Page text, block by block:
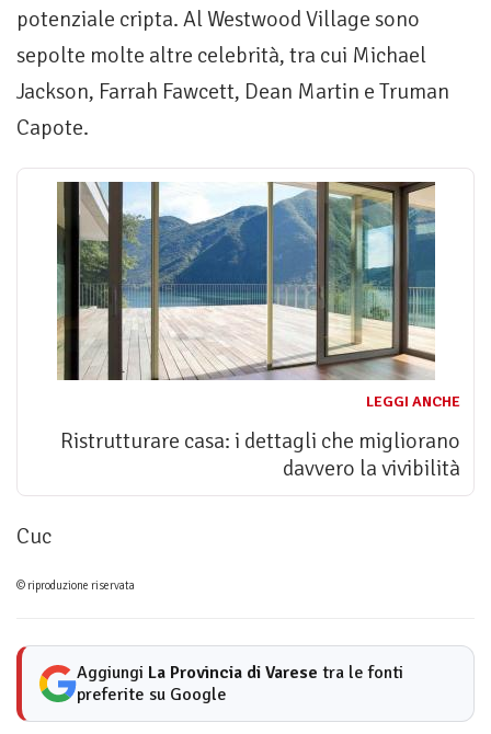
potenziale cripta. Al Westwood Village sono
sepolte molte altre celebrità, tra cui Michael
Jackson, Farrah Fawcett, Dean Martin e Truman
Capote.
LEGGI ANCHE
Ristrutturare casa: i dettagli che migliorano
davvero la vivibilità
Cuc
© riproduzione riservata
Aggiungi La Provincia di Varese tra le fonti
preferite su Google